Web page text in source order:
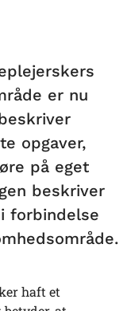
er nu
opgaver,
på eget
beskriver
forbindelse
haft et